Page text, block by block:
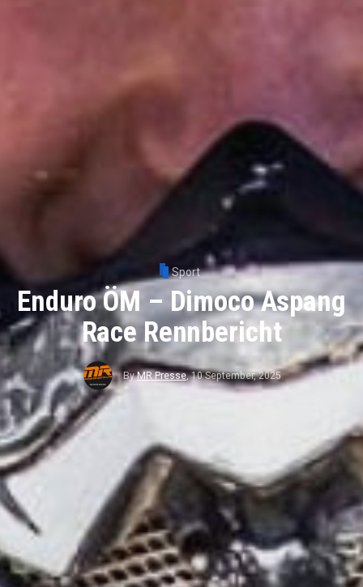
Sport
Enduro ÖM – Dimoco Aspang
Race Rennbericht
ByMR Presse,10 September, 2025